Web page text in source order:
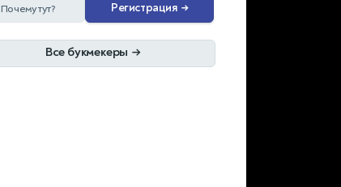
Почему тут? Регистрация →
Все букмекеры →